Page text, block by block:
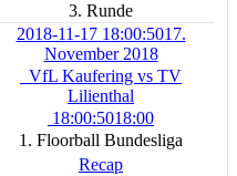
3. Runde
2018-11-17 18:00:5017.
November 2018
VfL Kaufering vs TV
Lilienthal
18:00:5018:00
1. Floorball Bundesliga
Recap